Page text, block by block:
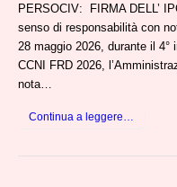
PERSOCIV: FIRMA DELL’
senso di responsabilità con
28 maggio 2026, durante il
CCNI FRD 2026,
nota…
Continua a leggere…